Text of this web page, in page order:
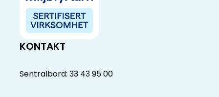
KONTAKT
Sentralbord: 33 43 95 00